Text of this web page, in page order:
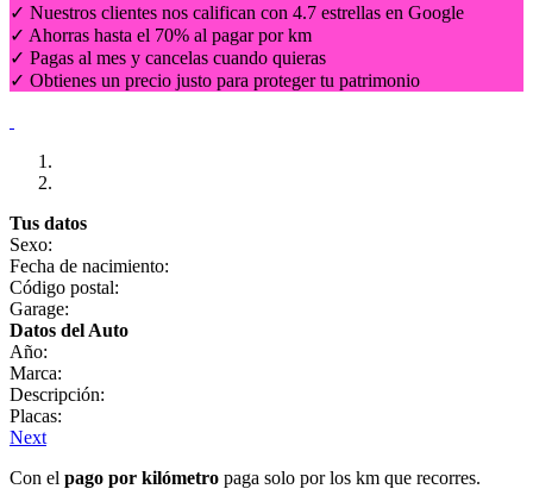
✓ Nuestros clientes nos califican con 4.7 estrellas en Google
✓ Ahorras hasta el 70% al pagar por km
✓ Pagas al mes y cancelas cuando quieras
✓ Obtienes un precio justo para proteger tu patrimonio
Tus datos
Sexo:
Fecha de nacimiento:
Código postal:
Garage:
Datos del Auto
Año:
Marca:
Descripción:
Placas:
Next
Con el pago por kilómetro paga solo por los km que recorres.